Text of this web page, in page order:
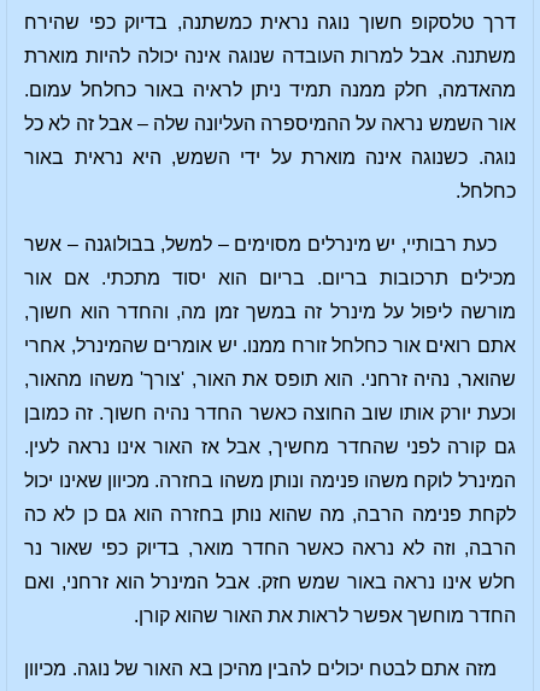
דרך טלסקופ חשוך נוגה נראית כמשתנה, בדיוק כפי שהירח
משתנה. אבל למרות העובדה שנוגה אינה יכולה להיות מוארת
מהאדמה, חלק ממנה תמיד ניתן לראיה באור כחלחל עמום.
אור השמש נראה על ההמיספרה העליונה שלה – אבל זה לא כל
נוגה. כשנוגה אינה מוארת על ידי השמש, היא נראית באור
כחלחל.
כעת רבותיי, יש מינרלים מסוימים – למשל, בבולוגנה – אשר
מכילים תרכובות בריום. בריום הוא יסוד מתכתי. אם אור
מורשה ליפול על מינרל זה במשך זמן מה, והחדר הוא חשוך,
אתם רואים אור כחלחל זורח ממנו. יש אומרים שהמינרל, אחרי
שהואר, נהיה זרחני. הוא תופס את האור, 'צורך' משהו מהאור,
וכעת יורק אותו שוב החוצה כאשר החדר נהיה חשוך. זה כמובן
גם קורה לפני שהחדר מחשיך, אבל אז האור אינו נראה לעין.
המינרל לוקח משהו פנימה ונותן משהו בחזרה. מכיוון שאינו יכול
לקחת פנימה הרבה, מה שהוא נותן בחזרה הוא גם כן לא כה
הרבה, וזה לא נראה כאשר החדר מואר, בדיוק כפי שאור נר
חלש אינו נראה באור שמש חזק. אבל המינרל הוא זרחני, ואם
החדר מוחשך אפשר לראות את האור שהוא קורן.
מזה אתם לבטח יכולים להבין מהיכן בא האור של נוגה. מכיוון